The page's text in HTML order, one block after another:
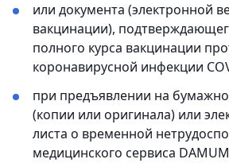
или документа (электронной
вакцинации),
полного курса вакцинации
коронавирусной инфекции
при предъявлении на
(копии или оригинала) или
листа о временной
медицинского сервиса